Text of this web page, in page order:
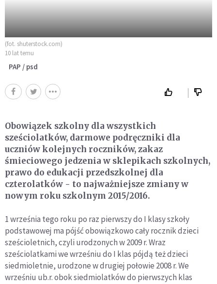
(fot. shuterstock.com)
10 lat temu
PAP / psd
Obowiązek szkolny dla wszystkich
sześciolatków, darmowe podręczniki dla
uczniów kolejnych roczników, zakaz
śmieciowego jedzenia w sklepikach szkolnych,
prawo do edukacji przedszkolnej dla
czterolatków - to najważniejsze zmiany w
nowym roku szkolnym 2015/2016.
1 września tego roku po raz pierwszy do I klasy szkoły
podstawowej ma pójść obowiązkowo cały rocznik dzieci
sześcioletnich, czyli urodzonych w 2009 r. Wraz
sześciolatkami we wrześniu do I klas pójdą też dzieci
siedmioletnie, urodzone w drugiej połowie 2008 r. We
wrześniu ub.r. obok siedmiolatków do pierwszych klas